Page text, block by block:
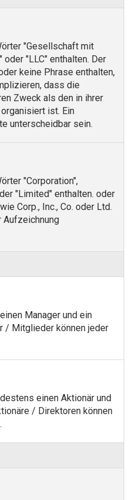
"Gesellschaft mit
oder "LLC" enthalten. Der
keine Phrase enthalten,
dass die
Zweck als den in ihrer
ist. Ein
unterscheidbar sein.
"Corporation",
"Limited" enthalten. oder
Corp., Inc., Co. oder Ltd.
Aufzeichnung
Manager und ein
/ Mitglieder können jeder
einen Aktionär und
/ Direktoren können